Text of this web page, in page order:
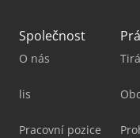
Společnost
O nás
lis
Pracovní pozice